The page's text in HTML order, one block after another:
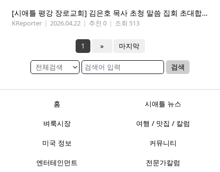
[시애틀 평강 장로교회] 김은호 목사 초청 말씀 집회 초대합니다 5/3-5
KReporter | 2026.04.22 | 추천 0 | 조회 513
1 » 마지막
검색
홈 시애틀 뉴스
벼룩시장 여행 / 맛집 / 칼럼
미국 정보 커뮤니티
엔터테인먼트 전문가칼럼